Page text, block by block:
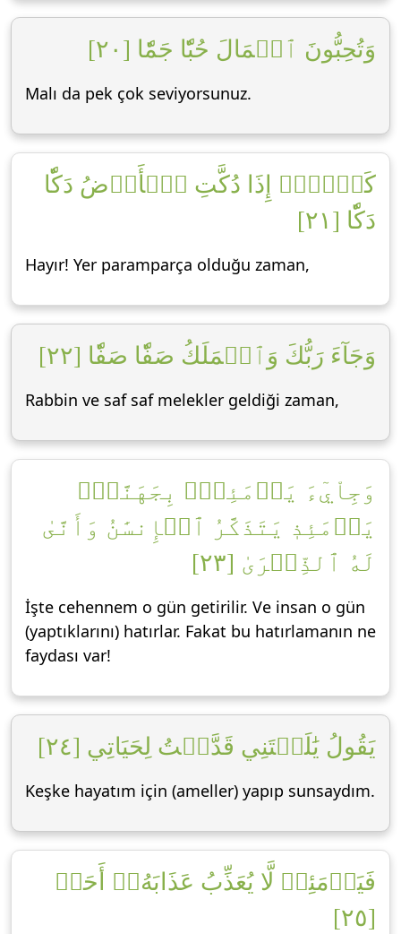
وَتُحِبُّونَ ٱلۡمَالَ حُبّٗا جَمّٗا [٢٠]
Malı da pek çok seviyorsunuz.
كَلَّآۖ إِذَا دُكَّتِ ٱلۡأَرۡضُ دَكّٗا
دَكّٗا [٢١]
Hayır! Yer paramparça olduğu zaman,
وَجَآءَ رَبُّكَ وَٱلۡمَلَكُ صَفّٗا صَفّٗا [٢٢]
Rabbin ve saf saf melekler geldiği zaman,
وَجِاْيٓءَ يَوۡمَئِذِۭ بِجَهَنَّمَۚ
يَوۡمَئِذٖ يَتَذَكَّرُ ٱلۡإِنسَٰنُ وَأَنَّىٰ
لَهُ ٱلذِّكۡرَىٰ [٢٣]
İşte cehennem o gün getirilir. Ve insan o gün
(yaptıklarını) hatırlar. Fakat bu hatırlamanın ne
faydası var!
يَقُولُ يَٰلَيۡتَنِي قَدَّمۡتُ لِحَيَاتِي [٢٤]
Keşke hayatım için (ameller) yapıp sunsaydım.
فَيَوۡمَئِذٖ لَّا يُعَذِّبُ عَذَابَهُۥٓ أَحَدٞ
[٢٥]